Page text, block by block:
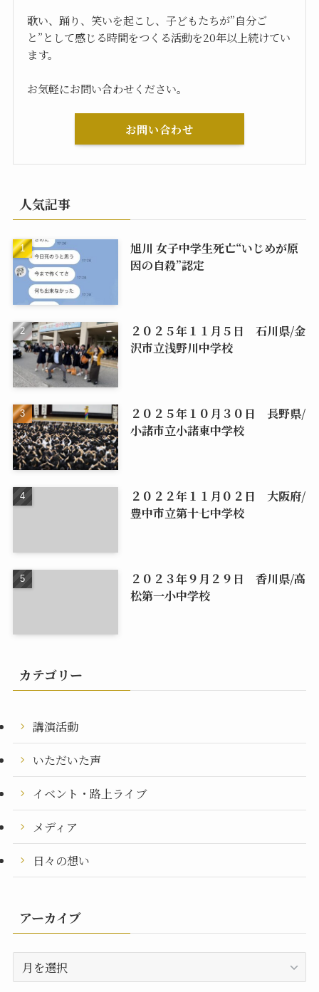
歌い、踊り、笑いを起こし、子どもたちが”自分ご
と”として感じる時間をつくる活動を20年以上続けてい
ます。
お気軽にお問い合わせください。
お問い合わせ
人気記事
旭川 女子中学生死亡“いじめが原
因の自殺”認定
２０２５年１１月５日 石川県/金
沢市立浅野川中学校
２０２５年１０月３０日 長野県/
小諸市立小諸東中学校
２０２２年１１月０２日 大阪府/
豊中市立第十七中学校
２０２３年９月２９日 香川県/高
松第一小中学校
カテゴリー
講演活動
いただいた声
イベント・路上ライブ
メディア
日々の想い
アーカイブ
ー